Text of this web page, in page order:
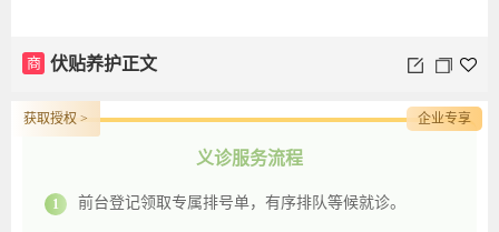
商 伏贴养护正文
义诊服务流程
1 前台登记领取专属排号单，有序排队等候就诊。
获取授权 > 企业专享